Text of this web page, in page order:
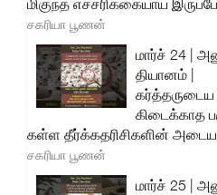
மிகுந்த எச்சரிக்கையாய்
சகரியா பூணன்
மார்ச் 24 |
தியானம் |
கிடைக்காத
கள்ள தீர்க்கதரிசிகளின்
சகரியா பூணன்
மார்ச் 25 |